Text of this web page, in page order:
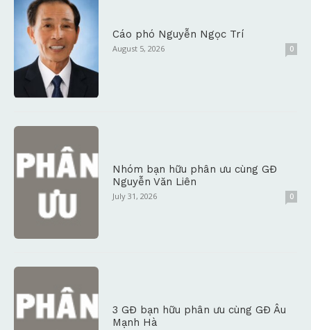
Cáo phó Nguyễn Ngọc Trí
August 5, 2026 0
Nhóm bạn hữu phân ưu cùng GĐ
Nguyễn Văn Liên
July 31, 2026 0
3 GĐ bạn hữu phân ưu cùng GĐ Âu
Mạnh Hà